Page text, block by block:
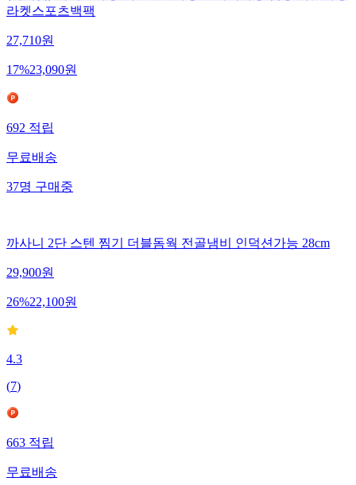
라켓스포츠백팩
27,710원
17%23,090원
692적립
무료배송
37명구매중
까사니 2단 스텐 찜기 더블돔웍 전골냄비 인덕션가능 28cm
29,900원
26%22,100원
4.3
(7)
663적립
무료배송